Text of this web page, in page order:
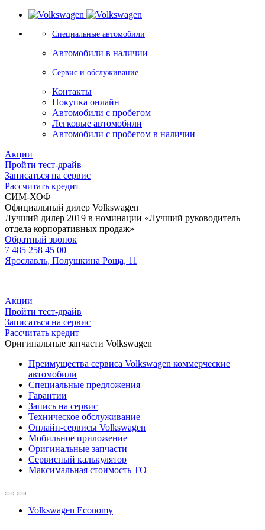
Специальные автомобили
Автомобили в наличии
Сервис и обслуживание
Контакты
Покупка онлайн
Автомобили с пробегом
Легковые автомобили
Автомобили с пробегом в наличии
Акции
Пройти тест-драйв
Записаться на сервис
Рассчитать кредит
СИМ-ХОФ
Официальный дилер Volkswagen
Лучший дилер 2019 в номинации «Лучший руководитель
отдела корпоративных продаж»
Обратный звонок
7 485 258 45 00
Ярославль, Полушкина Роща, 11
Акции
Пройти тест-драйв
Записаться на сервис
Рассчитать кредит
Оригинальные запчасти Volkswagen
Преимущества сервиса Volkswagen коммерческие
автомобили
Специальные предложения
Гарантии
Запись на сервис
Техническое обслуживание
Онлайн-сервисы Volkswagen
Мобильное приложение
Оригинальные запчасти
Сервисный калькулятор
Максимальная стоимость ТО
Volkswagen Economy